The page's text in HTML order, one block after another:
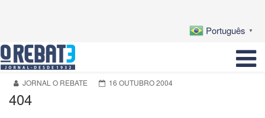
Português ▼
JORNAL O REBATE 16 OUTUBRO 2004
404